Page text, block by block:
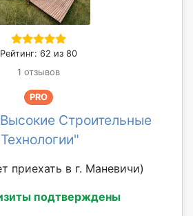
Рейтинг: 62 из 80
1 отзывов
PRO
Строительные
Технологии"
приехать в г. Маневичи)
подтверждены